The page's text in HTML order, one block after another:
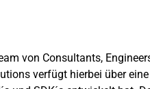
von Consultants,
verfügt hierbei über